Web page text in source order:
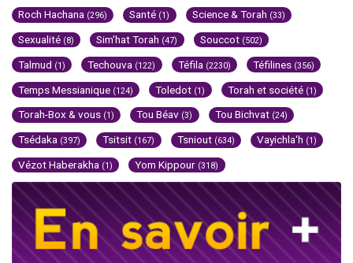
Roch Hachana (296) Santé (1) Science & Torah (33)
Sexualité (8) Sim'hat Torah (47) Souccot (502)
Talmud (1) Techouva (122) Téfila (2230) Téfilines (356)
Temps Messianique (124) Toledot (1) Torah et société (1)
Torah-Box & vous (1) Tou Béav (3) Tou Bichvat (24)
Tsédaka (397) Tsitsit (167) Tsniout (634) Vayichla'h (1)
Vézot Haberakha (1) Yom Kippour (318)